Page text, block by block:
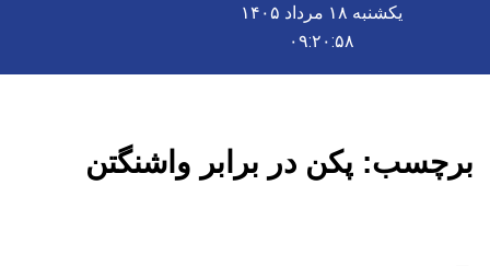
یکشنبه ۱۸ مرداد ۱۴۰۵
۰۹:۲۰:۵۹
برچسب: پکن در برابر واشنگتن